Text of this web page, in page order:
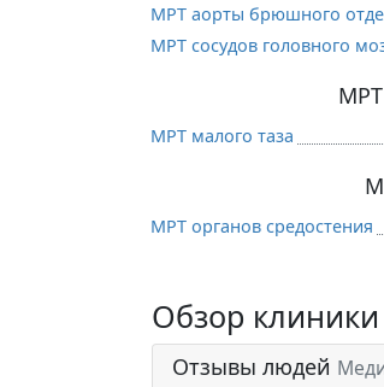
МРТ аорты брюшного
МРТ сосудов головного
МРТ
МРТ малого таза
МРТ органов средостения
Обзор клиники
Отзывы людей